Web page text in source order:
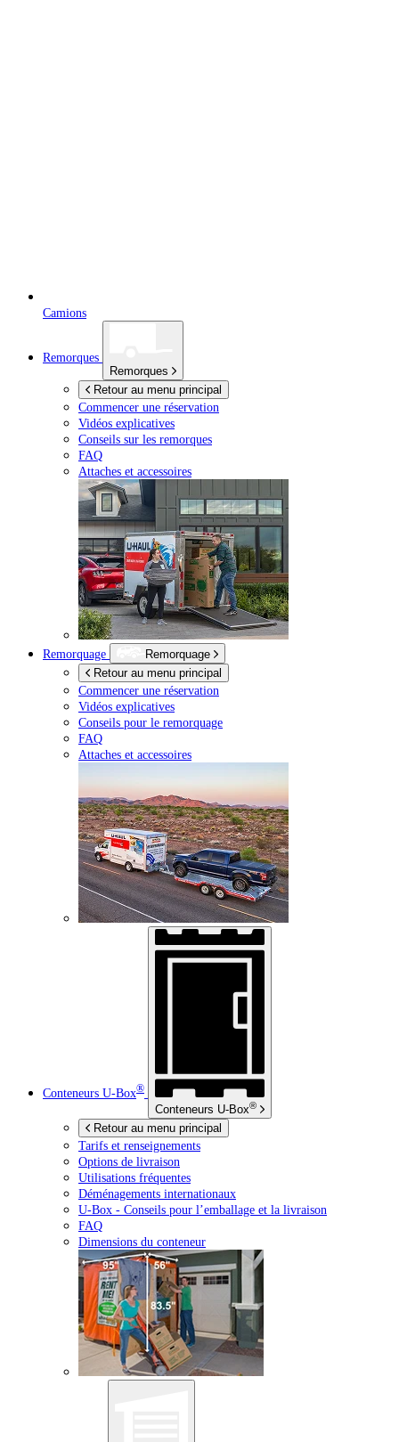
Camions
Remorques
Remorques
Retour au menu principal
Commencer une réservation
Vidéos explicatives
Conseils sur les remorques
FAQ
Attaches et accessoires
Remorquage
Remorquage
Retour au menu principal
Commencer une réservation
Vidéos explicatives
Conseils pour le remorquage
FAQ
Attaches et accessoires
Conteneurs U-Box®
Conteneurs U-Box®
Retour au menu principal
Tarifs et renseignements
Options de livraison
Utilisations fréquentes
Déménagements internationaux
U-Box - Conseils pour l’emballage et la livraison
FAQ
Dimensions du conteneur